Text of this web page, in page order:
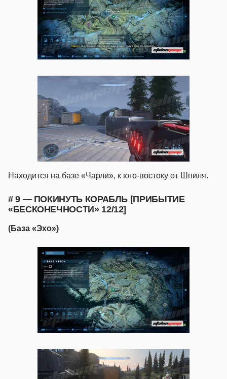
Находится на базе «Чарли», к юго-востоку от Шпиля.
# 9 — ПОКИНУТЬ КОРАБЛЬ [ПРИБЫТИЕ
«БЕСКОНЕЧНОСТИ» 12/12]
(База «Эхо»)